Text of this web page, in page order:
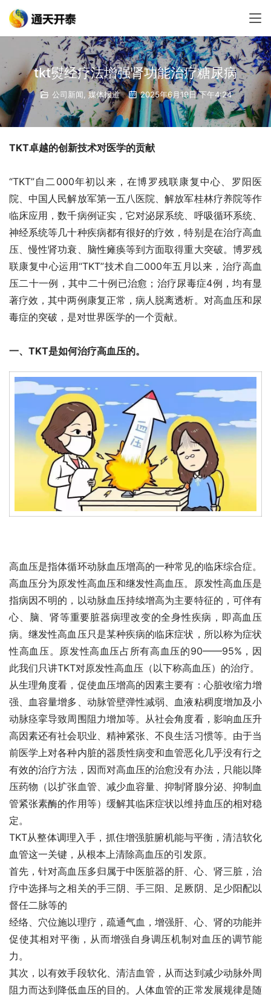
tkt熨经疗法增强肾功能治疗糖尿病
公司新闻 ,媒体报道 2025年6月19日 下午4:24
TKT卓越的创新技术对医学的贡献
“TKT”自二000年初以来，在博罗残联康复中心、罗阳医
院、中国人民解放军第一五八医院、解放军桂林疗养院等作
临床应用，数千病例证实，它对泌尿系统、呼吸循环系统、
神经系统等几十种疾病都有很好的疗效，特别是在治疗高血
压、慢性肾功衰、脑性瘫痪等到方面取得重大突破。博罗残
联康复中心运用“TKT”技术自二000年五月以来，治疗高血
压二十一例，其中二十例已治愈；治疗尿毒症4例，均有显
著疗效，其中两例康复正常，病人脱离透析。对高血压和尿
毒症的突破，是对世界医学的一个贡献。
一、TKT是如何治疗高血压的。
高血压是指体循环动脉血压增高的一种常见的临床综合症。
高血压分为原发性高血压和继发性高血压。原发性高血压是
指病因不明的，以动脉血压持续增高为主要特征的，可伴有
心、脑、肾等重要脏器病理改变的全身性疾病，即高血压
病。继发性高血压只是某种疾病的临床症状，所以称为症状
性高血压。原发性高血压占所有高血压的90——95%，因
此我们只讲TKT对原发性高血压（以下称高血压）的治疗。
从生理角度看，促使血压增高的因素主要有：心脏收缩力增
强、血容量增多、动脉管壁弹性减弱、血液粘稠度增加及小
动脉痉挛导致周围阻力增加等。从社会角度看，影响血压升
高因素还有社会职业、精神紧张、不良生活习惯等。由于当
前医学上对各种内脏的器质性病变和血管恶化几乎没有行之
有效的治疗方法，因而对高血压的治愈没有办法，只能以降
压药物（以扩张血管、减少血容量、抑制肾腺分泌、抑制血
管紧张素酶的作用等）缓解其临床症状以维持血压的相对稳
定。
TKT从整体调理入手，抓住增强脏腑机能与平衡，清洁软化
血管这一关键，从根本上清除高血压的引发原。
首先，针对高血压多归属于中医脏器的肝、心、肾三脏，治
疗中选择与之相关的手三阴、手三阳、足厥阴、足少阳配以
督任二脉等的
经络、穴位施以理疗，疏通气血，增强肝、心、肾的功能并
促使其相对平衡，从而增强自身调压机制对血压的调节能
力。
其次，以有效手段软化、清洁血管，从而达到减少动脉外周
阻力而达到降低血压的目的。人体血管的正常发展规律是随